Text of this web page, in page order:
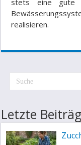
stets eine gute
realisieren.
Letzte